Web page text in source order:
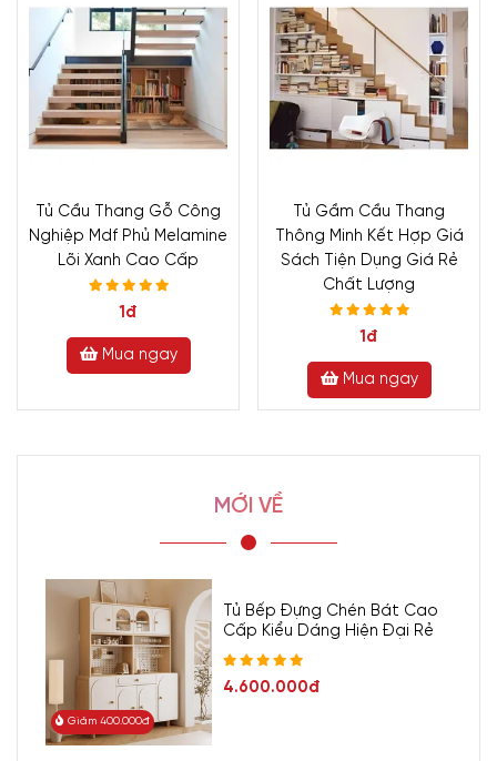
- Hotline/Zalo: 0933.118.799
Tủ Cầu Thang Gỗ Công
Nghiệp Mdf Phủ Melamine
Lõi Xanh Cao Cấp
1đ
Mua ngay
Tủ Gầm Cầu Thang
Thông Minh Kết Hợp Giá
Sách Tiện Dụng Giá Rẻ
Chất Lượng
1đ
Mua ngay
MỚI VỀ
Giảm 400.000đ
Tủ Bếp Đựng Chén Bát Cao
Cấp Kiểu Dáng Hiện Đại Rẻ
4.600.000đ